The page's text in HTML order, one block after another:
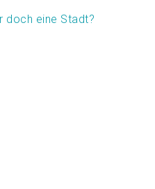
doch eine Stadt?